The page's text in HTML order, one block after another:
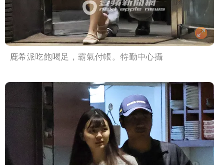
鹿希派吃飽喝足，霸氣付帳。特勤中心攝